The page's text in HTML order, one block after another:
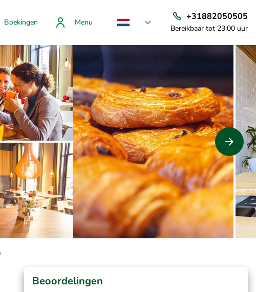
Boekingen Menu
+31882050505
Bereikbaar tot 23:00 uur
Beoordelingen